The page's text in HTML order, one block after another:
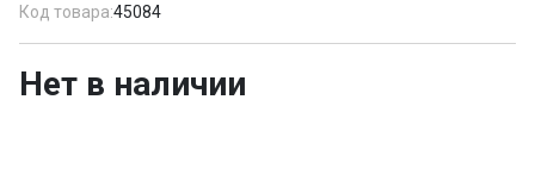
Код товара:45084
Нет в наличии